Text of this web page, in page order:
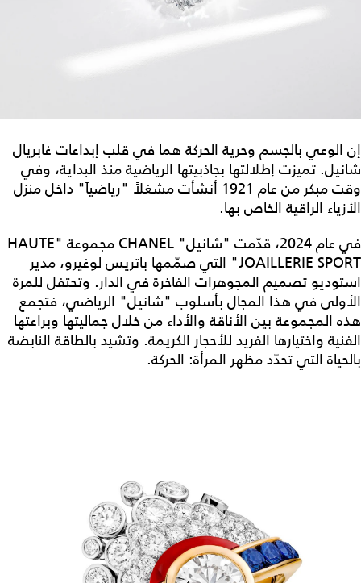
إن الوعي بالجسم وحرية الحركة هما في قلب إبداعات غابريال
شانيل. تميزت إطلالتها بجاذبيتها الرياضية منذ البداية، وفي
وقت مبكر من عام 1921 أنشأت مشغلاً "رياضياً" داخل منزل
الأزياء الراقية الخاص بها.
في عام 2024، قدّمت "شانيل" CHANEL مجموعة "HAUTE
JOAILLERIE SPORT" التي صمّمها باتريس لوغيرو، مدير
استوديو تصميم المجوهرات الفاخرة في الدار. وتحتفل للمرة
الأولى في هذا المجال بأسلوب "شانيل" الرياضي، فتجمع
هذه المجموعة بين الأناقة والأداء من خلال جماليتها وبراعتها
الفنية واختيارها الفريد للأحجار الكريمة. وتشيد بالطاقة النابضة
بالحياة التي تحدّد مظهر المرأة: الحركة.